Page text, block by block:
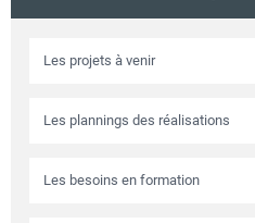
Circuits touristiques
Régions
Les projets à venir
Les plannings des réalisations
Les besoins en formation